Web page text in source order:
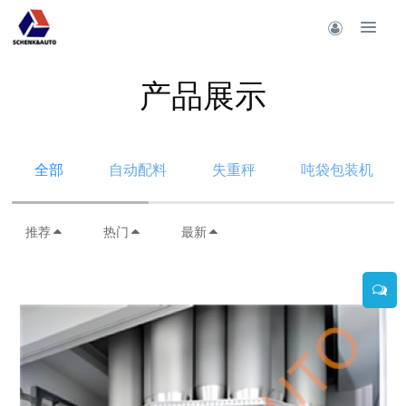
产品展示
全部 自动配料 失重秤 吨袋包装机
推荐 热门 最新